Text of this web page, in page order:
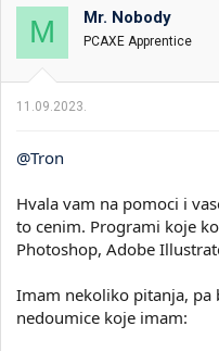
o
v
a
n
:
M Mr. Nobody
PCAXE Apprentice
11.09.2023.
@Tron
Hvala vam na pomoci i
to cenim. Programi koje
Photoshop, Adobe
Imam nekoliko pitanja, pa
nedoumice koje imam: